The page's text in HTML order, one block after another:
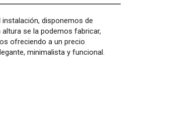
disponemos de
se la podemos fabricar,
ofreciendo a un precio
minimalista y funcional.